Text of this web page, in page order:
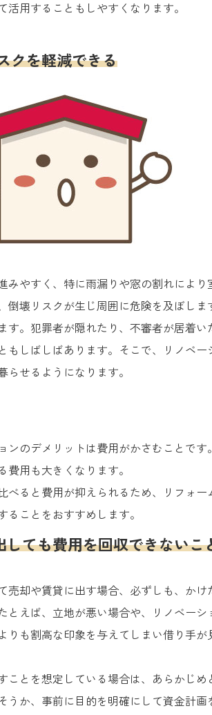
用することもしやすくなります。
クを軽減できる
みやすく、特に雨漏りや窓の割れによ
倒壊リスクが生じ周囲に危険を及ぼし
す。犯罪者が隠れたり、不審者が居着
もしばしばあります。そこで、リノベ
せるようになります。
ンのデメリットは費用がかさむことで
用も大きくなります。
べると費用が抑えられるため、リフォ
ことをおすすめします。
ても費用を回収できないこ
売却や賃貸に出す場合、必ずしも、か
とえば、立地が悪い場合や、リノベー
りも割高な印象を与えてしまい借り手
ことを想定している場合は、あらかじ
うか、事前に目的を明確にして資金計